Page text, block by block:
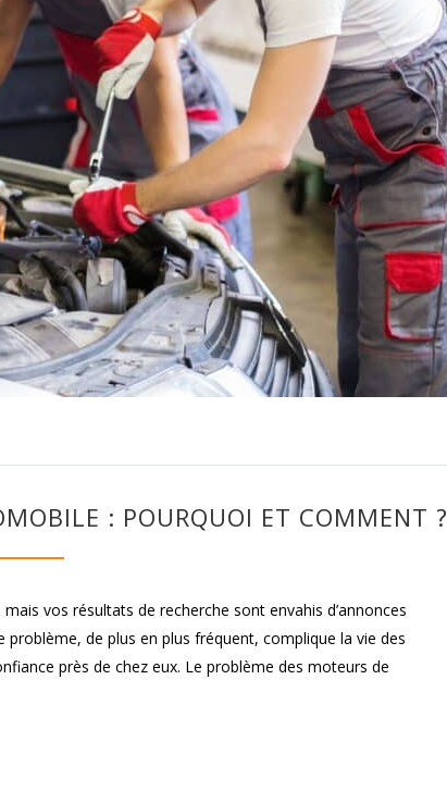
: POURQUOI ET COMMENT ?
vos résultats de recherche sont envahis d’annonces
de plus en plus fréquent, complique la vie des
près de chez eux. Le problème des moteurs de